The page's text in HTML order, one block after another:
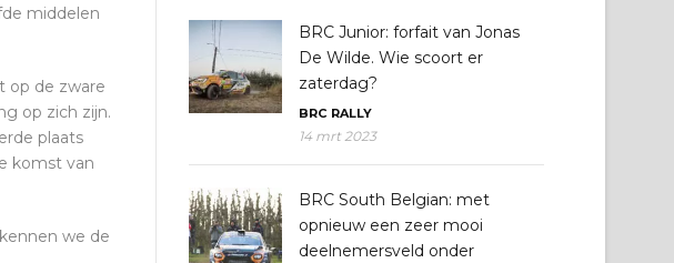
middelen
op de zware
op zich zijn.
plaats
komst van
we de
BRC Junior: forfait van Jonas
De Wilde. Wie scoort er
zaterdag?
BRC RALLY
14 mrt 2023
BRC South Belgian: met
opnieuw een zeer mooi
deelnemersveld onder